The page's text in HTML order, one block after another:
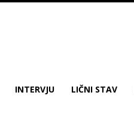
INTERVJU LIČNI STAV